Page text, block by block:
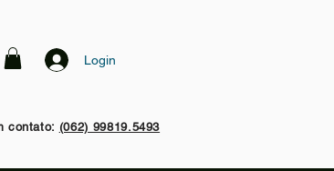
Login
contato: (062) 99819.5493